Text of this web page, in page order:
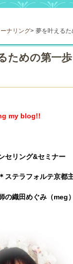
ナリング> 夢を叶える
ための第一
my blog!!
セリング&セミナー
ステラフォルテ京都
の織田めぐみ（meg